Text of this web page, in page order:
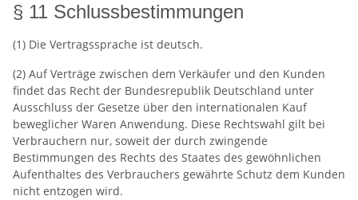
§ 11 Schlussbestimmungen
(1) Die Vertragssprache ist deutsch.
(2) Auf Verträge zwischen dem Verkäufer und den Kunden
findet das Recht der Bundesrepublik Deutschland unter
Ausschluss der Gesetze über den internationalen Kauf
beweglicher Waren Anwendung. Diese Rechtswahl gilt bei
Verbrauchern nur, soweit der durch zwingende
Bestimmungen des Rechts des Staates des gewöhnlichen
Aufenthaltes des Verbrauchers gewährte Schutz dem Kunden
nicht entzogen wird.